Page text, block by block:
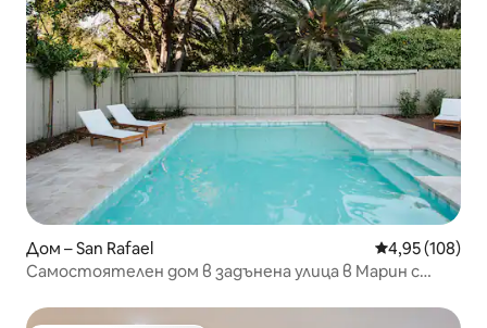
Дом – San Rafael Средна
4,95 (108)
Самостоятелен дом в задънена улица в Марин с